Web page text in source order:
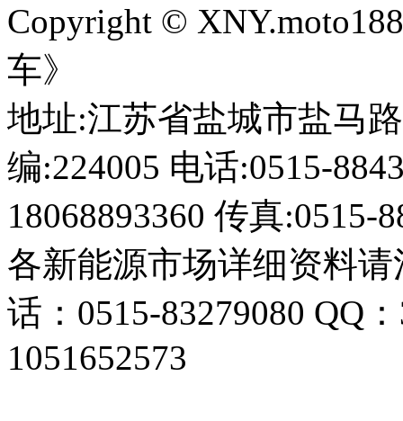
Copyright ©
车》
地址:江苏省盐城市盐马
编:224005 电话:0515-
18068893360 传真:0515-
各新能源市场详细资料
话：0515-83279080 QQ
1051652573